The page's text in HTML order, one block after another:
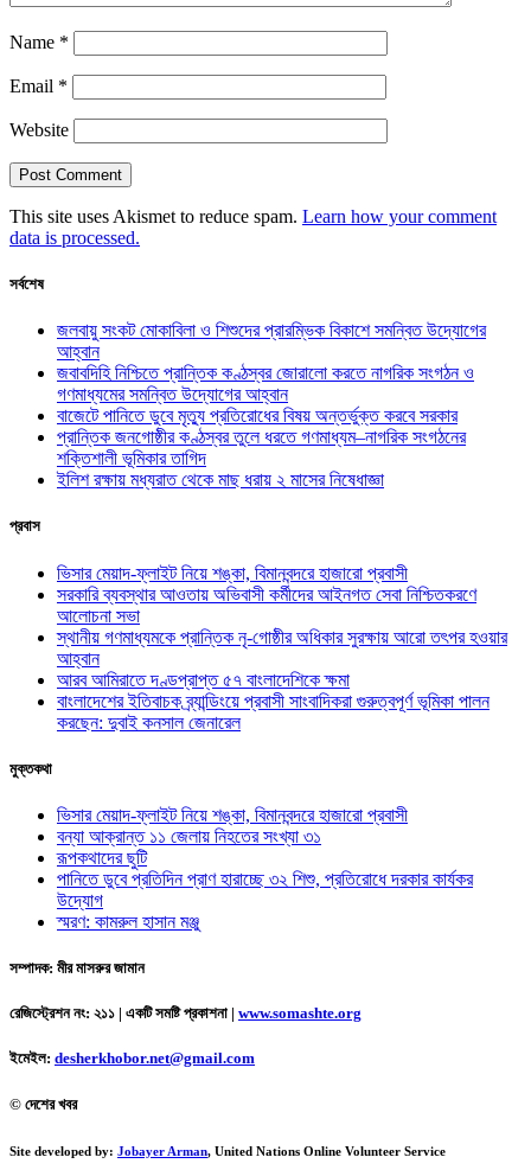
Name *
Email *
Website
This site uses Akismet to reduce spam. Learn how your comment
data is processed.
সর্বশেষ
জলবায়ু সংকট মোকাবিলা ও শিশুদের প্রারম্ভিক বিকাশে সমন্বিত উদ্যোগের
আহ্বান
জবাবদিহি নিশ্চিতে প্রান্তিক কণ্ঠস্বর জোরালো করতে নাগরিক সংগঠন ও
গণমাধ্যমের সমন্বিত উদ্যোগের আহ্বান
বাজেটে পানিতে ডুবে মৃত্যু প্রতিরোধের বিষয় অন্তর্ভুক্ত করবে সরকার
প্রান্তিক জনগোষ্ঠীর কণ্ঠস্বর তুলে ধরতে গণমাধ্যম–নাগরিক সংগঠনের
শক্তিশালী ভূমিকার তাগিদ
ইলিশ রক্ষায় মধ্যরাত থেকে মাছ ধরায় ২ মাসের নিষেধাজ্ঞা
প্রবাস
ভিসার মেয়াদ-ফ্লাইট নিয়ে শঙ্কা, বিমানবন্দরে হাজারো প্রবাসী
সরকারি ব্যবস্থার আওতায় অভিবাসী কর্মীদের আইনগত সেবা নিশ্চিতকরণে
আলোচনা সভা
স্থানীয় গণমাধ্যমকে প্রান্তিক নৃ-গোষ্ঠীর অধিকার সুরক্ষায় আরো তৎপর হওয়ার
আহ্বান
আরব আমিরাতে দণ্ডপ্রাপ্ত ৫৭ বাংলাদেশিকে ক্ষমা
বাংলাদেশের ইতিবাচক ব্র্যান্ডিংয়ে প্রবাসী সাংবাদিকরা গুরুত্বপূর্ণ ভূমিকা পালন
করছেন: দুবাই কনসাল জেনারেল
মুক্তকথা
ভিসার মেয়াদ-ফ্লাইট নিয়ে শঙ্কা, বিমানবন্দরে হাজারো প্রবাসী
বন্যা আক্রান্ত ১১ জেলায় নিহতের সংখ্যা ৩১
রূপকথাদের ছুটি
পানিতে ডুবে প্রতিদিন প্রাণ হারাচ্ছে ৩২ শিশু, প্রতিরোধে দরকার কার্যকর
উদ্যোগ
স্মরণ: কামরুল হাসান মঞ্জু
সম্পাদক: মীর মাসরুর জামান
রেজিস্ট্রেশন নং: ২১১ | একটি সমষ্টি প্রকাশনা | www.somashte.org
ইমেইল: desherkhobor.net@gmail.com
© দেশের খবর
Site developed by: Jobayer Arman, United Nations Online Volunteer Service